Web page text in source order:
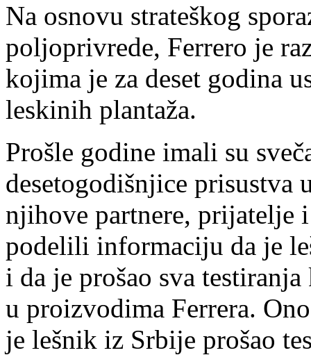
Na osnovu strateškog
poljoprivrede, Ferrero je
kojima je za deset godina
leskinih plantaža.
Prošle godine imali su
desetogodišnjice
njihove partnere, prijatelje
podelili informaciju da je
i da je prošao sva
u proizvodima Ferrera.
je lešnik iz Srbije prošao